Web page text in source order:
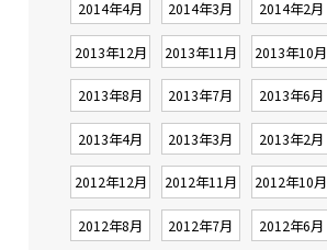
2014年4月 2014年3月 2014年2月
2013年12月 2013年11月 2013年10月
2013年8月 2013年7月 2013年6月
2013年4月 2013年3月 2013年2月
2012年12月 2012年11月 2012年10月
2012年8月 2012年7月 2012年6月